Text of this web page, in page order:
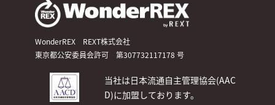
WonderREX REXT株式会社
東京都公安委員会許可 第307732117178 号
当社は日本流通自主管理協会(AAC
D)に加盟しております。